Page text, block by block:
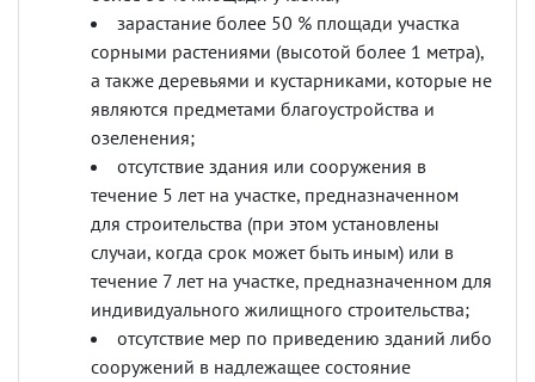
зарастание более 50 % площади участка
сорными растениями (высотой более 1 метра),
а также деревьями и кустарниками, которые не
являются предметами благоустройства и
озеленения;
отсутствие здания или сооружения в
течение 5 лет на участке, предназначенном
для строительства (при этом установлены
случаи, когда срок может быть иным) или в
течение 7 лет на участке, предназначенном для
индивидуального жилищного строительства;
отсутствие мер по приведению зданий либо
сооружений в надлежащее состояние